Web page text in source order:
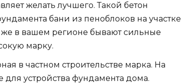
желать лучшего. Такой бетон
бани из пеноблоков на участке
в вашем регионе бывают сильные
марку.
в частном строительстве марка. На
для устройства фундамента дома.